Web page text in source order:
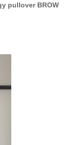
pullover BROW